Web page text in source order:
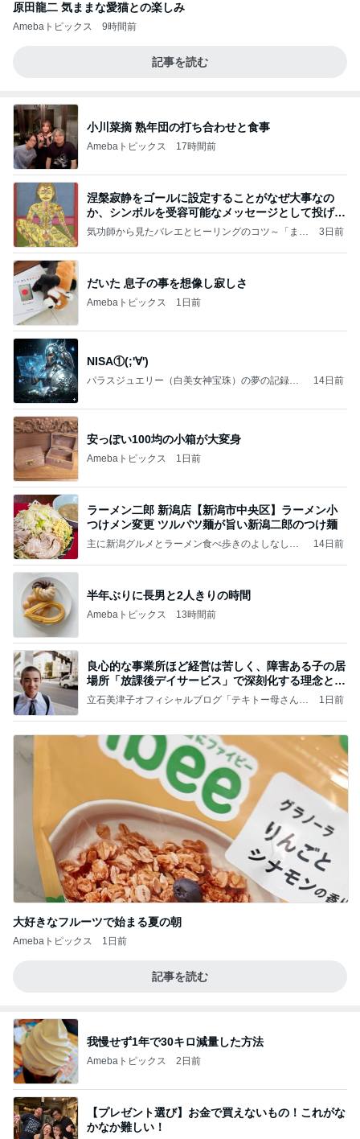
原田龍二 気ままな愛猫との楽しみ
Amebaトピックス 9時間前
記事を読む
小川菜摘 熟年団の打ち合わせと食事
Amebaトピックス 17時間前
涅槃寂静をゴールに設定することがなぜ大事なの
か、シンボルを受容可能なメッセージとして投げる
ことが
気功師から見たバレエとヒーリングのコツ～「まと
3日前
だいた 息子の事を想像し寂しさ
Amebaトピックス 1日前
NISA①(;'∀')
パラスジュエリー（白美女神宝珠）の夢の記録
14日前
安っぽい100均の小箱が大変身
Amebaトピックス 1日前
ラーメン二郎 新潟店【新潟市中央区】ラーメン小
つけメン変更 ツルパツ麺が旨い新潟二郎のつけ麺
主に新潟グルメとラーメン食べ歩きのよしなしご
14日前
半年ぶりに長男と2人きりの時間
Amebaトピックス 13時間前
良心的な事業所ほど経営は苦しく、障害ある子の居
場所「放課後デイサービス」で深刻化する理念と現
実の
立石美津子オフィシャルブログ「テキトー母さんの
1日前
大好きなフルーツで始まる夏の朝
Amebaトピックス 1日前
記事を読む
我慢せず1年で30キロ減量した方法
Amebaトピックス 2日前
【プレゼント選び】お金で買えないもの！これがな
かなか難しい！